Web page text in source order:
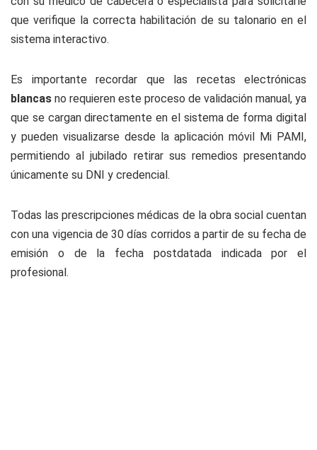
que verifique la correcta habilitación de su talonario en el
sistema interactivo.
Es importante recordar que las recetas electrónicas
blancas no requieren este proceso de validación manual, ya
que se cargan directamente en el sistema de forma digital
y pueden visualizarse desde la aplicación móvil Mi PAMI,
permitiendo al jubilado retirar sus remedios presentando
únicamente su DNI y credencial.
Todas las prescripciones médicas de la obra social cuentan
con una vigencia de 30 días corridos a partir de su fecha de
emisión o de la fecha postdatada indicada por el
profesional.